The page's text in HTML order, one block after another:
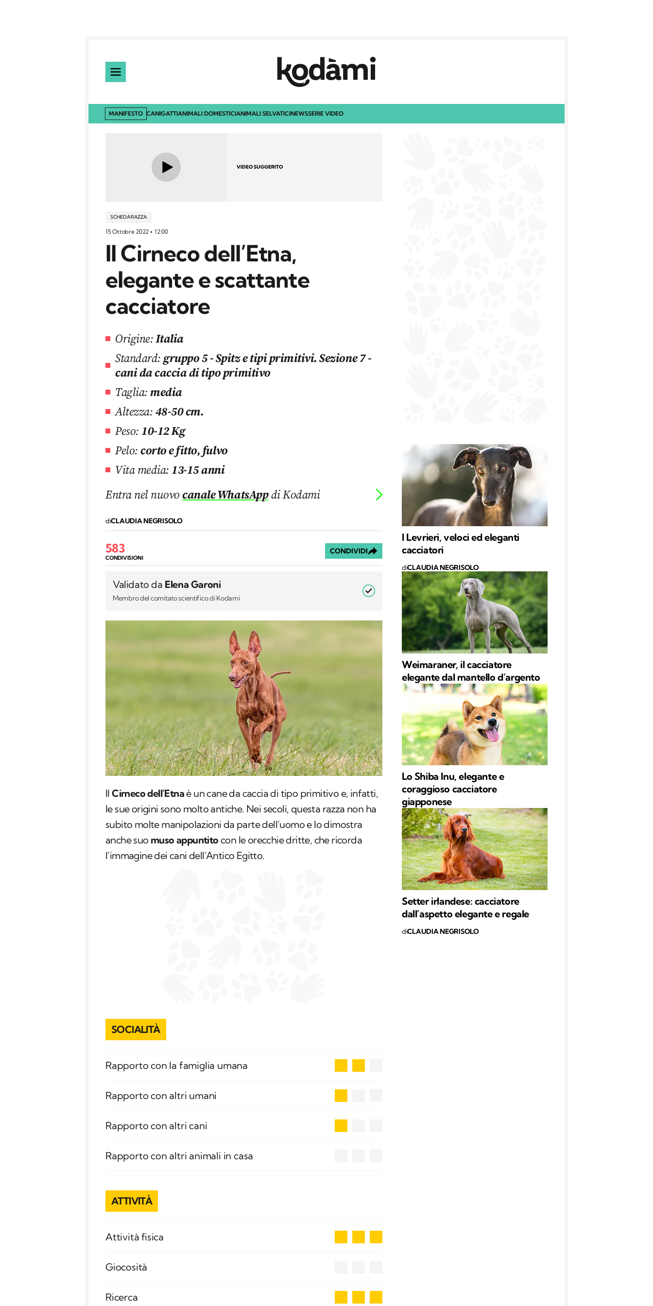
MANIFESTO CANIGATTIANIMALI DOMESTICIANIMALI SELVATICINEWSSERIE VIDEO
VIDEO SUGGERITO
SCHEDA RAZZA
15 Ottobre 2022 12:00
Il Cirneco dell’Etna,
elegante e scattante
cacciatore
Origine:Italia
Standard:gruppo 5 - Spitz e tipi primitivi. Sezione 7 -
cani da caccia di tipo primitivo
Taglia:media
Altezza:48-50 cm.
Peso: 10-12 Kg
Pelo:corto e fitto, fulvo
Vita media: 13-15 anni
Entra nel nuovocanale WhatsAppdi Kodami
diCLAUDIA NEGRISOLO
583
CONDIVISIONI
CONDIVIDI
Validato da Elena Garoni
Membro del comitato scientifico di Kodami
IlCirneco dell’Etnaè un cane da caccia di tipo primitivo e, infatti,
le sue origini sono molto antiche. Nei secoli, questa razza non ha
subito molte manipolazioni da parte dell’uomo e lo dimostra
anche suo muso appuntito con le orecchie dritte, che ricorda
l’immagine dei cani dell’Antico Egitto.
SOCIALITÀ
Rapporto con la famiglia umana
Rapporto con altri umani
Rapporto con altri cani
Rapporto con altri animali in casa
ATTIVITÀ
Attività fisica
Giocosità
Ricerca
I Levrieri, veloci ed eleganti
cacciatori
diCLAUDIA NEGRISOLO
Weimaraner, il cacciatore
elegante dal mantello d’argento
Lo Shiba Inu, elegante e
coraggioso cacciatore
giapponese
Setter irlandese: cacciatore
dall’aspetto elegante e regale
diCLAUDIA NEGRISOLO